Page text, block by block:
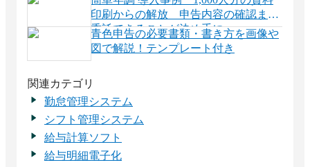
底解説
印刷からの解放 申告内容の確認まで
委託できることが決め手に
青色申告の必要書類・書き方を画像や
図で解説！テンプレート付き
関連カテゴリ
勤怠管理システム
シフト管理システム
給与計算ソフト
給与明細電子化